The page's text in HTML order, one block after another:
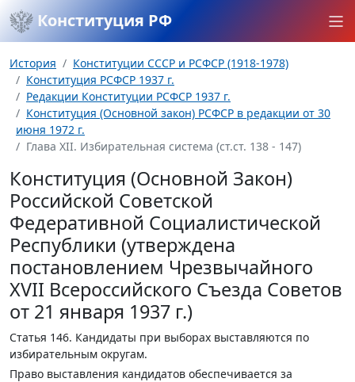
Конституция РФ
История
Конституции СССР и РСФСР (1918-1978)
Конституция РСФСР 1937 г.
Редакции Конституции РСФСР 1937 г.
Конституция (Основной закон) РСФСР в редакции от 30
июня 1972 г.
Глава XII. Избирательная система (ст.ст. 138 - 147)
Конституция (Основной Закон)
Российской Советской
Федеративной Социалистической
Республики (утверждена
постановлением Чрезвычайного
XVII Всероссийского Съезда Советов
от 21 января 1937 г.)
Статья 146. Кандидаты при выборах выставляются по
избирательным округам.
Право выставления кандидатов обеспечивается за